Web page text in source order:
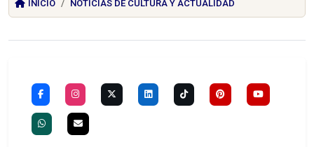
INICIO NOTICIAS DE CULTURA Y ACTUALIDAD